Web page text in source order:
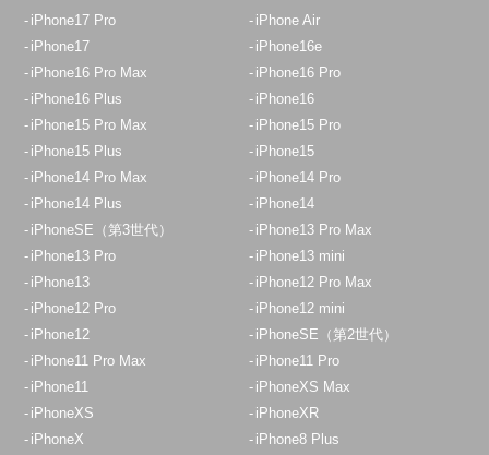
iPhone17 Pro
iPhone Air
iPhone17
iPhone16e
iPhone16 Pro Max
iPhone16 Pro
iPhone16 Plus
iPhone16
iPhone15 Pro Max
iPhone15 Pro
iPhone15 Plus
iPhone15
iPhone14 Pro Max
iPhone14 Pro
iPhone14 Plus
iPhone14
iPhoneSE（第3世代）
iPhone13 Pro Max
iPhone13 Pro
iPhone13 mini
iPhone13
iPhone12 Pro Max
iPhone12 Pro
iPhone12 mini
iPhone12
iPhoneSE（第2世代）
iPhone11 Pro Max
iPhone11 Pro
iPhone11
iPhoneXS Max
iPhoneXS
iPhoneXR
iPhoneX
iPhone8 Plus